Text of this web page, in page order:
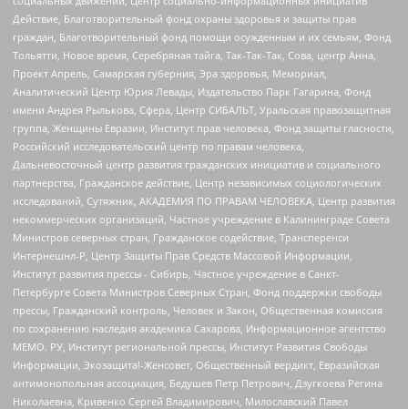
Действие, Благотворительный фонд охраны здоровья и защиты прав
граждан, Благотворительный фонд помощи осужденным и их семьям, Фонд
Тольятти, Новое время, Серебряная тайга, Так-Так-Так, Сова, центр Анна,
Проект Апрель, Самарская губерния, Эра здоровья, Мемориал,
Аналитический Центр Юрия Левады, Издательство Парк Гагарина, Фонд
имени Андрея Рылькова, Сфера, Центр СИБАЛЬТ, Уральская правозащитная
группа, Женщины Евразии, Институт прав человека, Фонд защиты гласности,
Российский исследовательский центр по правам человека,
Дальневосточный центр развития гражданских инициатив и социального
партнерства, Гражданское действие, Центр независимых социологических
исследований, Сутяжник, АКАДЕМИЯ ПО ПРАВАМ ЧЕЛОВЕКА, Центр развития
некоммерческих организаций, Частное учреждение в Калининграде Совета
Министров северных стран, Гражданское содействие, Трансперенси
Интернешнл-Р, Центр Защиты Прав Средств Массовой Информации,
Институт развития прессы - Сибирь, Частное учреждение в Санкт-
Петербурге Совета Министров Северных Стран, Фонд поддержки свободы
прессы, Гражданский контроль, Человек и Закон, Общественная комиссия
по сохранению наследия академика Сахарова, Информационное агентство
МЕМО. РУ, Институт региональной прессы, Институт Развития Свободы
Информации, Экозащита!-Женсовет, Общественный вердикт, Евразийская
антимонопольная ассоциация, Бедушев Петр Петрович, Дзугкоева Регина
Николаевна, Кривенко Сергей Владимирович, Милославский Павел